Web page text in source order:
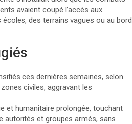
avaient coupé l’accès aux
des terrains vagues ou au bord
ces dernières semaines, selon
civiles, aggravant les
et humanitaire prolongée, touchant
autorités et groupes armés, sans